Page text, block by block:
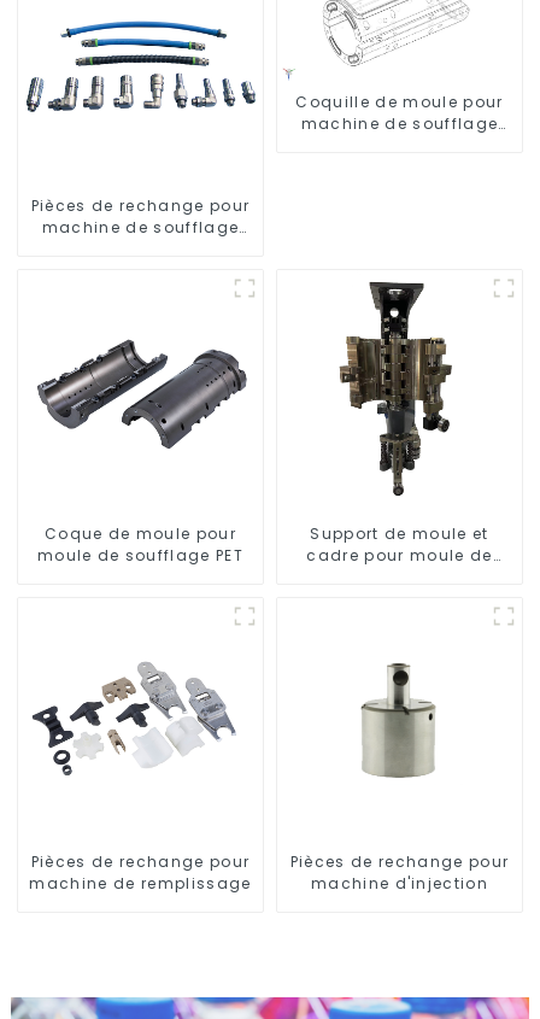
Pièces de rechange pour
machine de soufflage
Coquille de moule pour
machine de soufflage
Coque de moule pour
moule de soufflage PET
Support de moule et
cadre pour moule de
Pièces de rechange pour
machine de remplissage
Pièces de rechange pour
machine d'injection